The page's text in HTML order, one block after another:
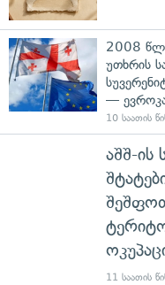
2008
უთხრის
—
10 საათის
აშშ-
11 საათის